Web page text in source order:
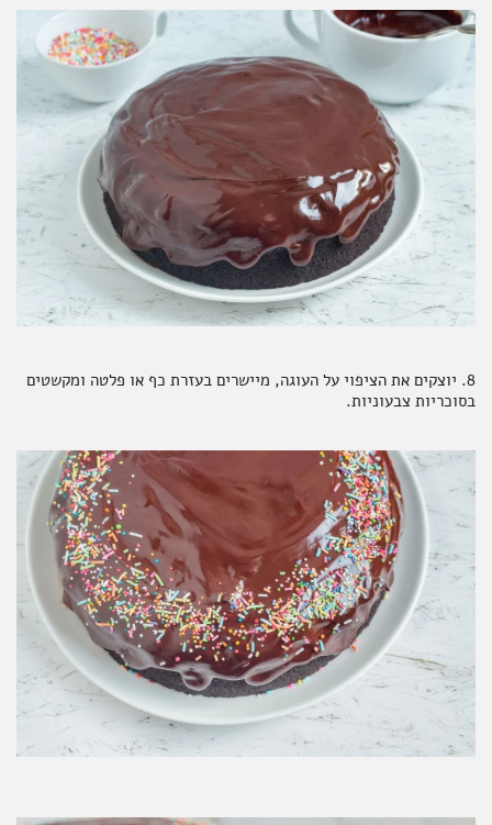
8. יוצקים את הציפוי על העוגה, מיישרים בעזרת כף או פלטה ומקשטים
בסוכריות צבעוניות.